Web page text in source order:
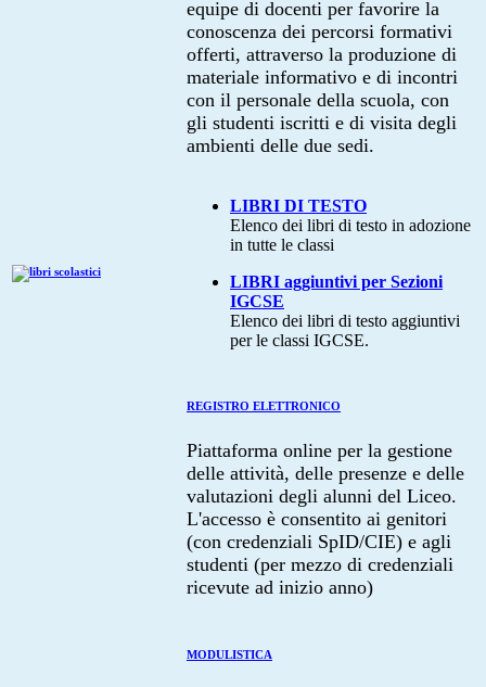
equipe di docenti per favorire la
conoscenza dei percorsi formativi
offerti, attraverso la produzione di
materiale informativo e di incontri
con il personale della scuola, con
gli studenti iscritti e di visita degli
ambienti delle due sedi.
LIBRI DI TESTO
Elenco dei libri di testo in adozione
in tutte le classi
LIBRI aggiuntivi per Sezioni
IGCSE
Elenco dei libri di testo aggiuntivi
per le classi IGCSE.
REGISTRO ELETTRONICO
Piattaforma online per la gestione
delle attività, delle presenze e delle
valutazioni degli alunni del Liceo.
L'accesso è consentito ai genitori
(con credenziali SpID/CIE) e agli
studenti (per mezzo di credenziali
ricevute ad inizio anno)
MODULISTICA